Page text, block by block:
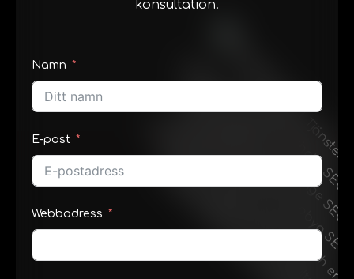
konsultation.
Namn
E-post
Webbadress